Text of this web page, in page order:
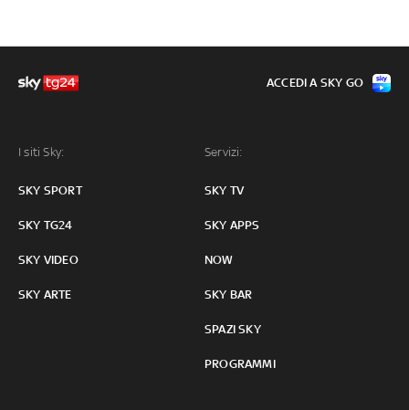
I siti Sky:
SKY SPORT
SKY TG24
SKY VIDEO
SKY ARTE
Servizi:
SKY TV
SKY APPS
NOW
SKY BAR
SPAZI SKY
PROGRAMMI
ACCEDI A SKY GO